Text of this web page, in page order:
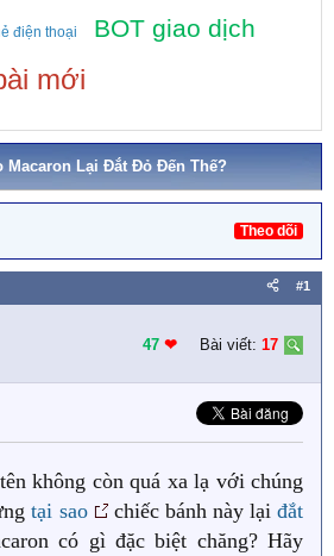
điện thoại BOT giao dịch
mới
Macaron Lại Đắt Đỏ Đến Thế?
Theo dõi
#1
47 ❤︎ Bài viết: 17
không còn quá xa lạ với chúng
tại sao chiếc bánh này lạiđắt
có gì đặc biệt chăng? Hãy